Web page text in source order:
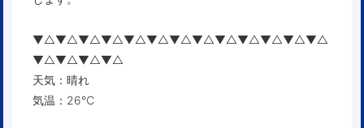
▼△▼△▼△▼△▼△▼△▼△▼△▼△▼△▼△▼△▼△
▼△▼△▼△▼△
天気：晴れ
気温：26℃